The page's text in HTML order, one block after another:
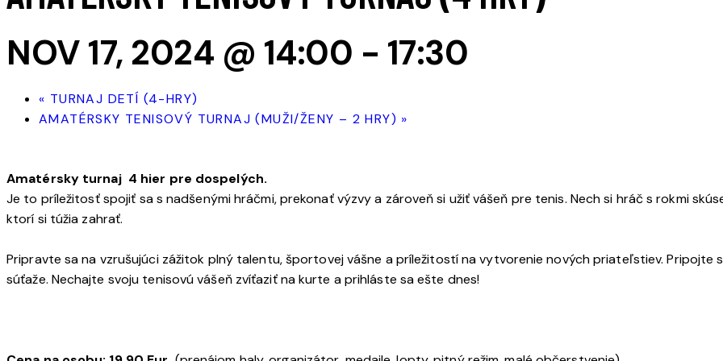
NOV 17, 2024 @ 14:00 - 17:30
« TURNAJ DETÍ (4-HRY)
AMATÉRSKY TENISOVÝ TURNAJ (MUŽI/ŽENY – 2 HRY) »
Amatérsky turnaj 4 hier pre dospelých.
Je to príležitosť spojiť sa s nadšenými hráčmi, prekonať výzvy a zároveň si užiť vášeň pre tenis. Nech si hráč s rokmi
ktorí si túžia zahrať.
Pripravte sa na vzrušujúci zážitok plný talentu, športovej vášne a príležitostí na vytvorenie nových priateľstiev.
súťaže. Nechajte svoju tenisovú vášeň zvíťaziť na kurte a prihláste sa ešte dnes!